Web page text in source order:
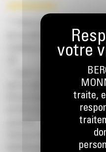
** Photo indicative, le produit
de nouvelles commandes prises
Conditions applicables en cas
* Loyer « à partir de » par
par an, pour une Cat® 313(GC)/
36 mois avec un 1er loyer
de 50% du prix de vente.
possibles. Offre sous réserve
Services Belgium SRL, pour
luxembourgeoises, avec
traite,